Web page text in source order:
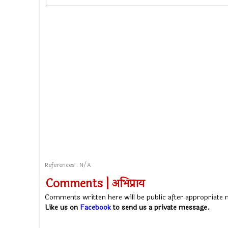
References : N/A
Comments | अभिप्राय
Comments written here will be public after appropriate
Like us on Facebookto send us a private message.